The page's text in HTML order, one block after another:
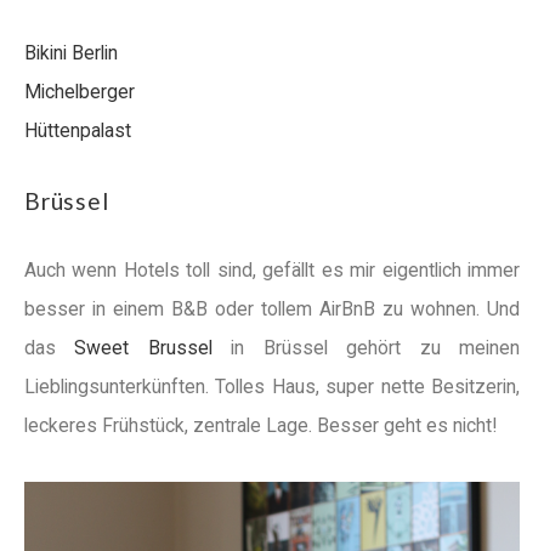
Bikini Berlin
Michelberger
Hüttenpalast
Brüssel
Auch wenn Hotels toll sind, gefällt es mir eigentlich immer
besser in einem B&B oder tollem AirBnB zu wohnen. Und
dasSweet Brussel
in Brüssel gehört zu meinen
Lieblingsunterkünften. Tolles Haus, super nette Besitzerin,
leckeres Frühstück, zentrale Lage. Besser geht es nicht!